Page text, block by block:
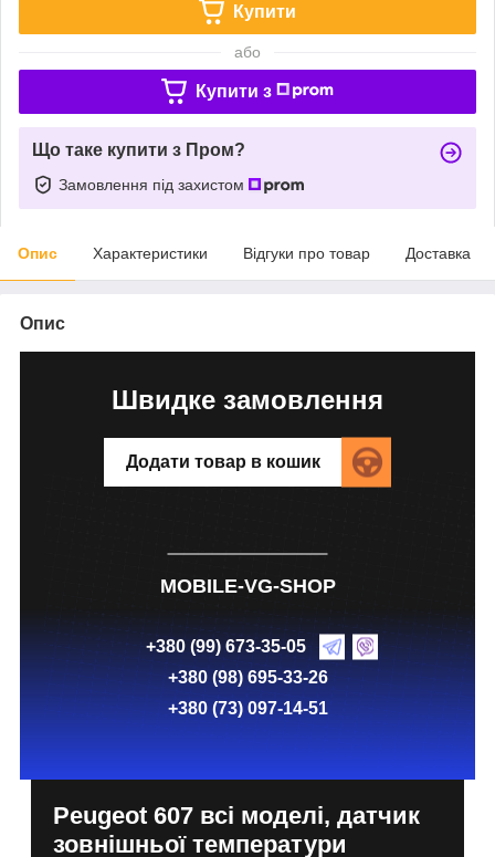
Купити
або
Купити з
Що таке купити з Пром?
Замовлення під захистом
Опис Характеристики Відгуки про товар Доставка
Опис
Швидке замовлення
Додати товар в кошик
MOBILE-VG-SHOP
+380 (99) 673-35-05
+380 (98) 695-33-26
+380 (73) 097-14-51
Peugeot 607 всі моделі, датчик
зовнішньої температури